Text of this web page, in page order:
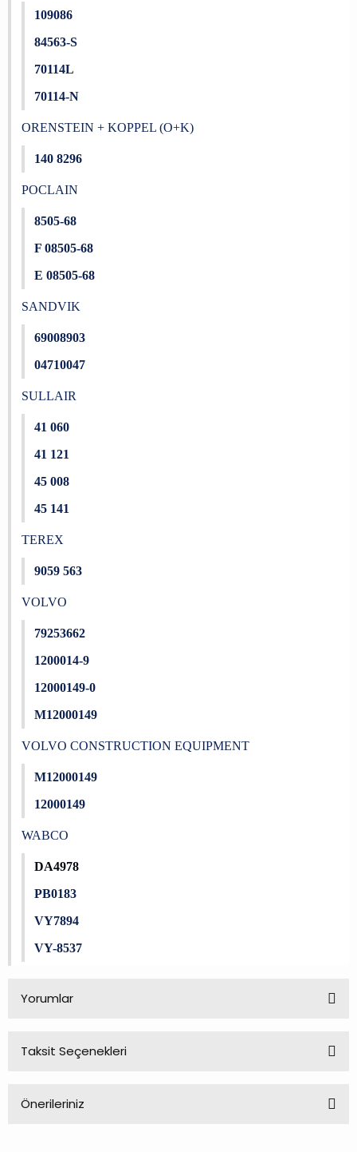
109086
84563-S
70114L
70114-N
ORENSTEIN + KOPPEL (O+K)
140 8296
POCLAIN
8505-68
F 08505-68
E 08505-68
SANDVIK
69008903
04710047
SULLAIR
41 060
41 121
45 008
45 141
TEREX
9059 563
VOLVO
79253662
1200014-9
12000149-0
M12000149
VOLVO CONSTRUCTION EQUIPMENT
M12000149
12000149
WABCO
DA4978
PB0183
VY7894
VY-8537
Yorumlar
Taksit Seçenekleri
Önerileriniz